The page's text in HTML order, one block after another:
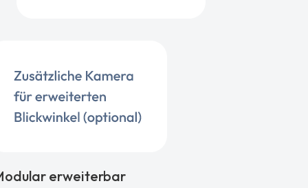
erweiterbar